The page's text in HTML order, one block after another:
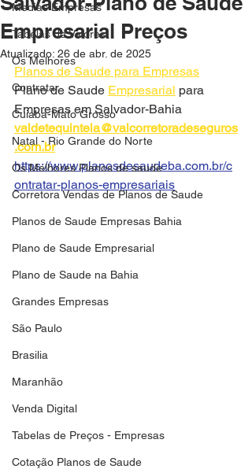
Medias Empresas
Tabelas de Valores
Os Melhores
Contratar
Cuiaba-Mato Grosso
Natal - Rio Grande do Norte
Os Melhores Planos de saude
Corretora Vendas de Planos de Saude
Planos de Saude Empresas Bahia
Plano de Saude Empresarial
Plano de Saude na Bahia
Grandes Empresas
São Paulo
Brasilia
Maranhão
Venda Digital
Tabelas de Preços - Empresas
Cotação Planos de Saude
Empresarial Preços
Atualizado: 26 de abr. de 2025
Planos de Saude para Empresas
Plano de Saude Empresarial para
Empresas em Salvador-Bahia
valdetequintela@valcorretoradeseguros
.com.br
https://www.planosdesaudeba.com.br/c
ontratar-planos-empresariais